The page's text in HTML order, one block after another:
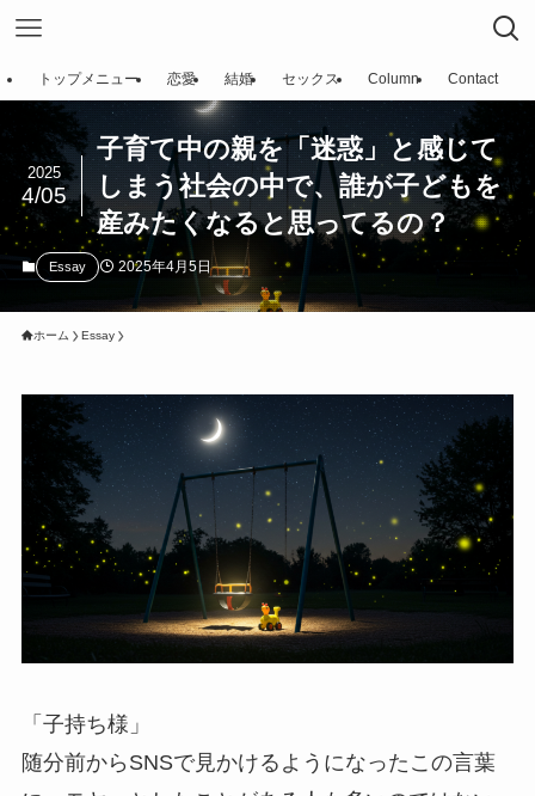
トップメニュー 恋愛 結婚 セックス Column Contact
子育て中の親を「迷惑」と感じて
しまう社会の中で、誰が子どもを
産みたくなると思ってるの？
2025
4/05
Essay 2025年4月5日
ホーム Essay
「子持ち様」
随分前からSNSで見かけるようになったこの言葉